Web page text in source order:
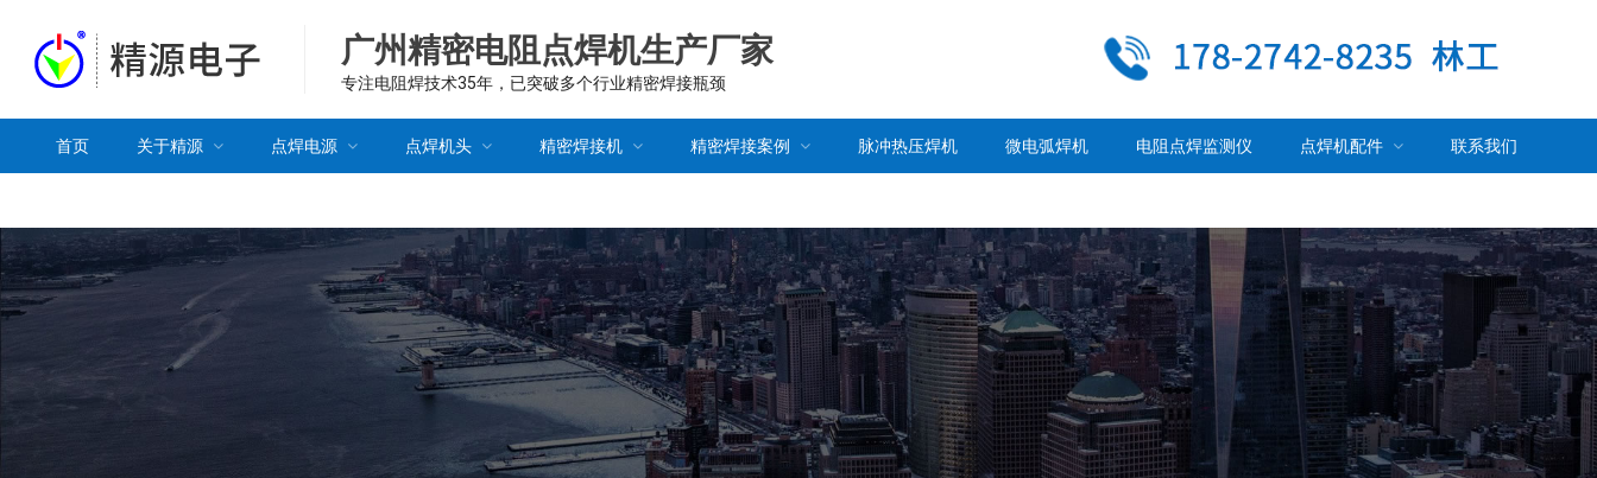
广州精密电阻点焊机生产厂家
专注电阻焊技术35年，已突破多个行业精密焊接瓶颈
首页 关于精源 点焊电源 点焊机头 精密焊接机 精密焊接案例 脉冲热压焊机 微电弧焊机 电阻点焊监测仪 点焊机配件 联系我们